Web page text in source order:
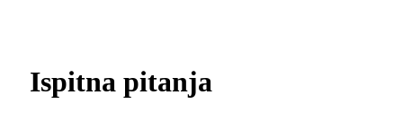
Ispitna pitanja